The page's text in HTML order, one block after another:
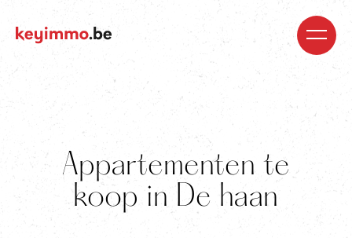
Appartementen te
koop in De haan